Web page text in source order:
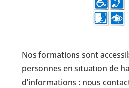
Nos formations sont
personnes en situation de
d’informations : nous